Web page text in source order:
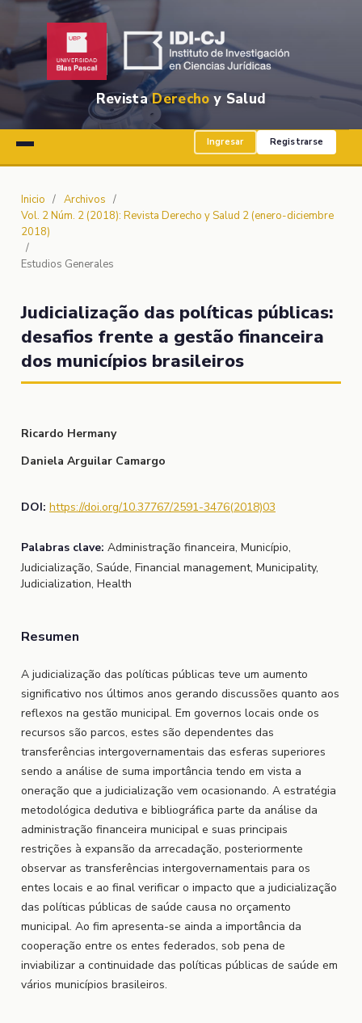
RevistaDerecho y Salud
Ingresar Registrarse
Inicio / Archivos /
Vol. 2 Núm. 2 (2018): Revista Derecho y Salud 2 (enero-diciembre
2018)
/
Estudios Generales
Judicialização das políticas públicas:
desafios frente a gestão financeira
dos municípios brasileiros
Ricardo Hermany
Daniela Arguilar Camargo
DOI: https://doi.org/10.37767/2591-3476(2018)03
Palabras clave: Administração financeira, Município,
Judicialização, Saúde, Financial management, Municipality,
Judicialization, Health
Resumen
A judicialização das políticas públicas teve um aumento
significativo nos últimos anos gerando discussões quanto aos
reflexos na gestão municipal. Em governos locais onde os
recursos são parcos, estes são dependentes das
transferências intergovernamentais das esferas superiores
sendo a análise de suma importância tendo em vista a
oneração que a judicialização vem ocasionando. A estratégia
metodológica dedutiva e bibliográfica parte da análise da
administração financeira municipal e suas principais
restrições à expansão da arrecadação, posteriormente
observar as transferências intergovernamentais para os
entes locais e ao final verificar o impacto que a judicialização
das políticas públicas de saúde causa no orçamento
municipal. Ao fim apresenta-se ainda a importância da
cooperação entre os entes federados, sob pena de
inviabilizar a continuidade das políticas públicas de saúde em
vários municípios brasileiros.